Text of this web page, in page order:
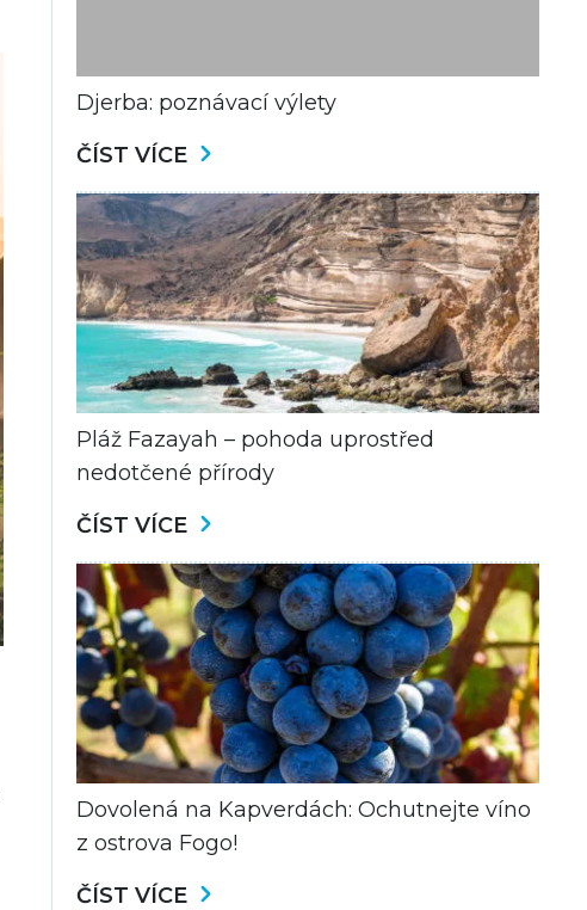
Djerba: poznávací výlety
ČÍST VÍCE
Pláž Fazayah – pohoda uprostřed
nedotčené přírody
ČÍST VÍCE
Dovolená na Kapverdách: Ochutnejte víno
z ostrova Fogo!
ČÍST VÍCE